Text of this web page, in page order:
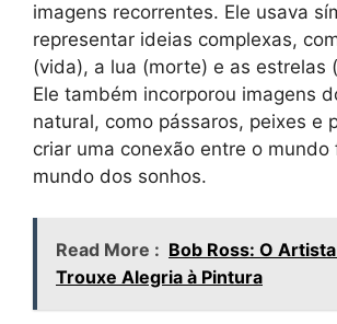
imagens recorrentes. Ele usava
representar ideias complexas,
(vida), a lua (morte) e as estrelas
Ele também incorporou imagens
natural, como pássaros, peixes e
criar uma conexão entre o mundo
mundo dos sonhos.
Read More : Bob Ross: O
Trouxe Alegria à Pintura